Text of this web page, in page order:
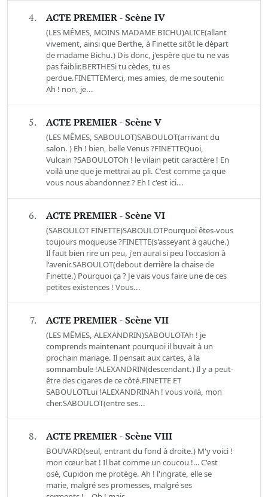
4. ACTE PREMIER - Scène IV
(LES MÊMES, MOINS MADAME BICHU)ALICE(allant
vivement, ainsi que Berthe, à Finette sitôt le départ
de madame Bichu.) Dis donc, j'espère que tu ne vas
pas faiblir.BERTHESi tu cèdes, tu es
perdue.FINETTEMerci, mes amies, de me soutenir.
Ah ! non, je...
5. ACTE PREMIER - Scène V
(LES MÊMES, SABOULOT)SABOULOT(arrivant du
salon. ) Eh ! bien, belle Venus ?FINETTEQuoi,
Vulcain ?SABOULOTOh ! le vilain petit caractère ! En
voilà une que je mettrai au pli. C'est comme ça que
vous nous abandonnez ? Eh ! c'est ici...
6. ACTE PREMIER - Scène VI
(SABOULOT FINETTE)SABOULOTPourquoi êtes-vous
toujours moqueuse ?FINETTE(s'asseyant à gauche.)
Il faut bien rire un peu, j'en aurai si peu l'occasion à
l'avenir.SABOULOT(debout derrière la chaise de
Finette.) Pourquoi ça ? Je vais vous faire une de ces
petites existences ! Vous...
7. ACTE PREMIER - Scène VII
(LES MÊMES, ALEXANDRIN)SABOULOTAh ! je
comprends maintenant pourquoi il buvait à un
prochain mariage. Il pensait aux cartes, à la
somnambule !ALEXANDRIN(descendant.) Il y a peut-
être des cigares de ce côté.FINETTE ET
SABOULOTLui !ALEXANDRINAh ! vous voilà, mon
cher.SABOULOT(entre ses...
8. ACTE PREMIER - Scène VIII
BOUVARD(seul, entrant du fond à droite.) M'y voici !
mon cœur bat ! Il bat comme un coucou !… C'est
osé, Cupidon me protège. Ah ! l'ingrate, elle se
marie, malgré ses promesses, malgré ses